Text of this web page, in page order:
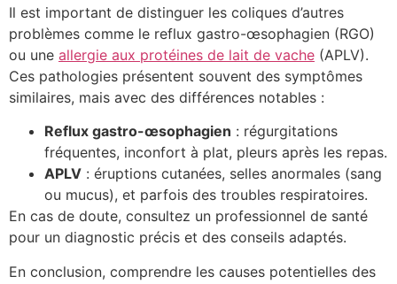
Il est important de distinguer les coliques d’autres
problèmes comme le reflux gastro-œsophagien (RGO)
ou une allergie aux protéines de lait de vache (APLV).
Ces pathologies présentent souvent des symptômes
similaires, mais avec des différences notables :
Reflux gastro-œsophagien : régurgitations
fréquentes, inconfort à plat, pleurs après les repas.
APLV : éruptions cutanées, selles anormales (sang
ou mucus), et parfois des troubles respiratoires.
En cas de doute, consultez un professionnel de santé
pour un diagnostic précis et des conseils adaptés.
En conclusion, comprendre les causes potentielles des